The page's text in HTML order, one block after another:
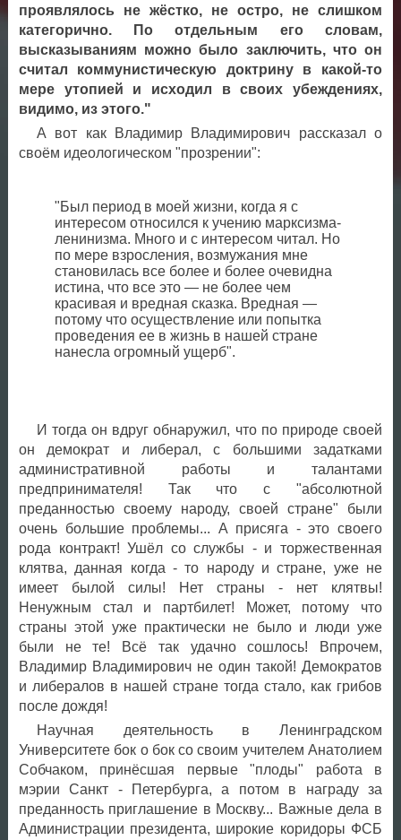
проявлялось не жёстко, не остро, не слишком
категорично. По отдельным его словам,
высказываниям можно было заключить, что он
считал коммунистическую доктрину в какой-то
мере утопией и исходил в своих убеждениях,
видимо, из этого."
А вот как Владимир Владимирович рассказал о
своём идеологическом "прозрении":
"Был период в моей жизни, когда я с
интересом относился к учению марксизма-
ленинизма. Много и с интересом читал. Но
по мере взросления, возмужания мне
становилась все более и более очевидна
истина, что все это — не более чем
красивая и вредная сказка. Вредная —
потому что осуществление или попытка
проведения ее в жизнь в нашей стране
нанесла огромный ущерб".
И тогда он вдруг обнаружил, что по природе своей
он демократ и либерал, с большими задатками
административной работы и талантами
предпринимателя! Так что с "абсолютной
преданностью своему народу, своей стране" были
очень большие проблемы... А присяга - это своего
рода контракт! Ушёл со службы - и торжественная
клятва, данная когда - то народу и стране, уже не
имеет былой силы! Нет страны - нет клятвы!
Ненужным стал и партбилет! Может, потому что
страны этой уже практически не было и люди уже
были не те! Всё так удачно сошлось! Впрочем,
Владимир Владимирович не один такой! Демократов
и либералов в нашей стране тогда стало, как грибов
после дождя!
Научная деятельность в Ленинградском
Университете бок о бок со своим учителем Анатолием
Собчаком, принёсшая первые "плоды" работа в
мэрии Санкт - Петербурга, а потом в награду за
преданность приглашение в Москву... Важные дела в
Администрации президента, широкие коридоры ФСБ